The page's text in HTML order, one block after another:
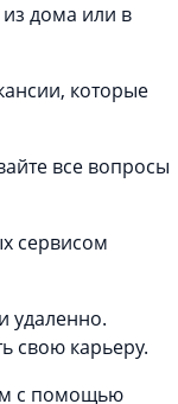
дома или в
которые
все вопросы
сервисом
удаленно.
свою карьеру.
с помощью